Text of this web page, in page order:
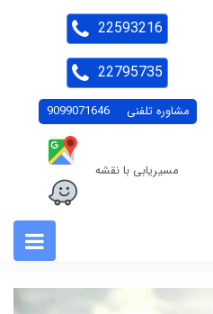
مشاوره تلفنی 9099071646
مسیریابی با نقشه
22593216
22795735